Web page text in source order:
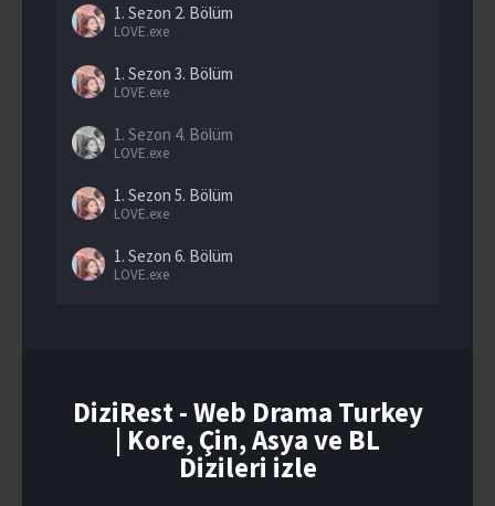
1. Sezon 2. Bölüm
LOVE.exe
1. Sezon 3. Bölüm
LOVE.exe
1. Sezon 4. Bölüm
LOVE.exe
1. Sezon 5. Bölüm
LOVE.exe
1. Sezon 6. Bölüm
LOVE.exe
1. Sezon9. Bölüm
LOVE.exe
DiziRest - Web Drama Turkey
| Kore, Çin, Asya ve BL
Dizileri izle